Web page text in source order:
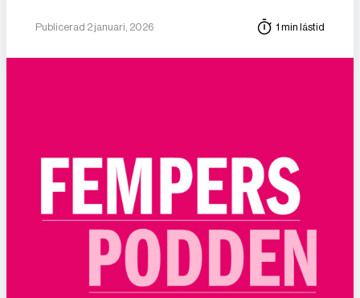
Publicerad 2 januari, 2026 1 min lästid